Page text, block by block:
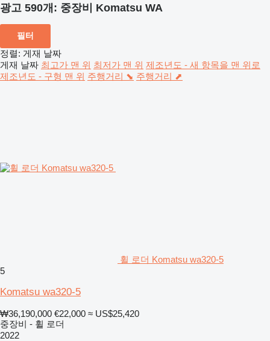
광고 590개: 중장비 Komatsu WA
필터
정렬: 게재 날짜
게재 날짜 최고가 맨 위 최저가 맨 위 제조년도 - 새 항목을 맨 위로
제조년도 - 구형 맨 위 주행거리 ⬊ 주행거리 ⬈
휠 로더 Komatsu wa320-5
5
Komatsu wa320-5
₩36,190,000 €22,000 ≈ US$25,420
중장비 - 휠 로더
2022